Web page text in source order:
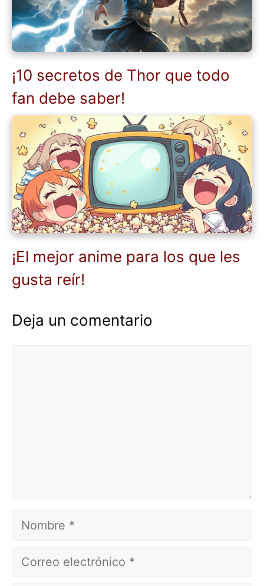
¡10 secretos de Thor que todo
fan debe saber!
¡El mejor anime para los que les
gusta reír!
Deja un comentario
Nombre
Correo